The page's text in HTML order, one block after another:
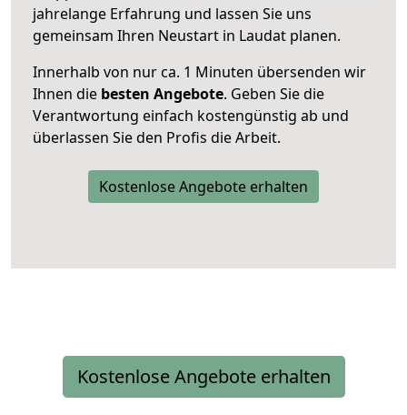
jahrelange Erfahrung und lassen Sie uns
gemeinsam Ihren Neustart in Laudat planen.
Innerhalb von nur ca. 1 Minuten übersenden wir
Ihnen die besten Angebote. Geben Sie die
Verantwortung einfach kostengünstig ab und
überlassen Sie den Profis die Arbeit.
Kostenlose Angebote erhalten
Kostenlose Angebote erhalten